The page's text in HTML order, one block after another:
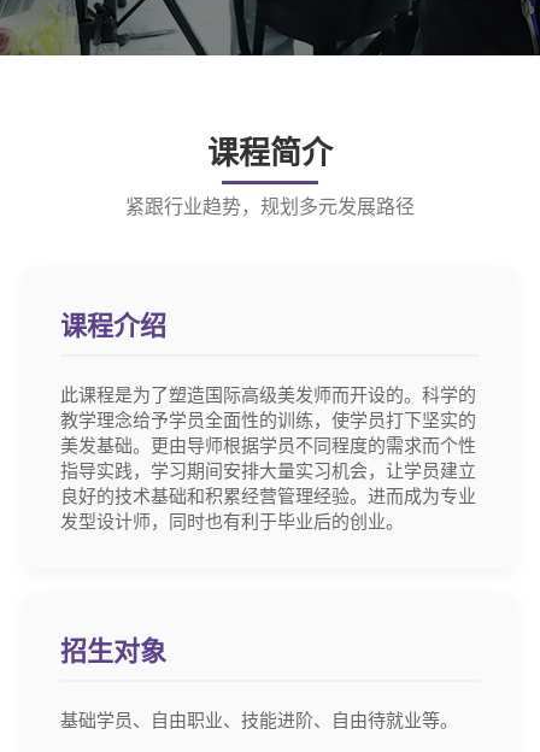
课程简介
紧跟行业趋势，规划多元发展路径
课程介绍
此课程是为了塑造国际高级美发师而开设的。科学的
教学理念给予学员全面性的训练，使学员打下坚实的
美发基础。更由导师根据学员不同程度的需求而个性
指导实践，学习期间安排大量实习机会，让学员建立
良好的技术基础和积累经营管理经验。进而成为专业
发型设计师，同时也有利于毕业后的创业。
招生对象
基础学员、自由职业、技能进阶、自由待就业等。